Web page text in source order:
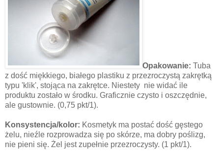
Opakowanie: Tuba
z dość miękkiego, białego plastiku z przezroczystą zakrętką
typu 'klik', stojąca na zakrętce. Niestety nie widać ile
produktu zostało w środku. Graficznie czysto i oszczędnie,
ale gustownie. (0,75 pkt/1).
Konsystencja/kolor: Kosmetyk ma postać dość gęstego
żelu, nieźle rozprowadza się po skórze, ma dobry poślizg,
nie pieni się. Żel jest zupełnie przezroczysty. (1 pkt/1).